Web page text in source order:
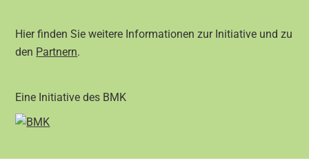
Hier finden Sie weitere Informationen zur Initiative und zu
den Partnern.
Eine Initiative des BMK